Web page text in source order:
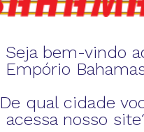
Seja bem-vindo
Empório
De qual cidade
acessa nosso